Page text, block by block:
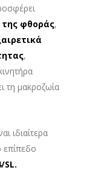
της φθοράς,
,
τη μακροζωία
ιδιαίτερα
επίπεδο
SL.